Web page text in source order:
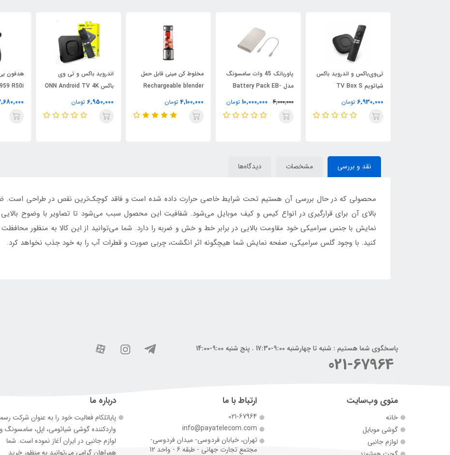
تی‌وی‌باکس و اندروید باکس
شیائویم TV Box S
6,930,000 تومان
پاوربانک 45 وات سامسونگ
مدل Battery Pack EB-
P4520 ظرفیت 20000
میلی‌آمپر ساعت
4,000,000
10,000,000 تومان
مخلوط کن مینی قابل حمل
Rechargeable blender
4,100,000 تومان
اندروید باکس و تی وی
باکس ONN Android TV 4K
6,950,000 تومان
R50i
نقد و بررسی مشخصات دیدگاه‌ها
محصولی که در حال بررسی آن هستیم تحت شرایط خاصی حرارت داده شده است و فاقد کوچک‌ترین نقص در طراحی است.
بالای آن برای قرارگیری در انواع کیس و کیف موبایل می‌شود. شفافیت این محصول سبب می‌شود تا تصاویر با وضوح بالایی
نمایش با جنس سرامیکی خود مقاومت بالایی در برابر خط و خش و ضربه را دارد. شما می‌توانید از این کالا به منظور
کنید. با وجود گلس سرامیکی، صفحه نمایش شما هیچگونه اثر انگشت، چربی صورت و قطرات آب را به خود جذب نخواهد کرد.
پاسخگوی شما هستیم : شنبه تا چهارشنبه 9:00-17:30 . پنج شنبه 9:00-14:00
021-67964
منوی وب‌سایت
خانه
گوشی موبایل
لوازم جانبی
ارتباط با ما
021-67964
info@payatelecom.com
تهران، خیابان فردوسی- میدان فردوسی-
مجتمع تجارت جهانی - طبقه 6 - واحد 12
درباره ما
پایاتلکام فعالیت خود را به عنوان شرکت
وارد‌کننده گوشی شیائومی، اپل، سامسونگ و
لوازم جانبی در ایران آغاز نموده است. شما
همراهان گرامی می‌توانید به منظور خرید